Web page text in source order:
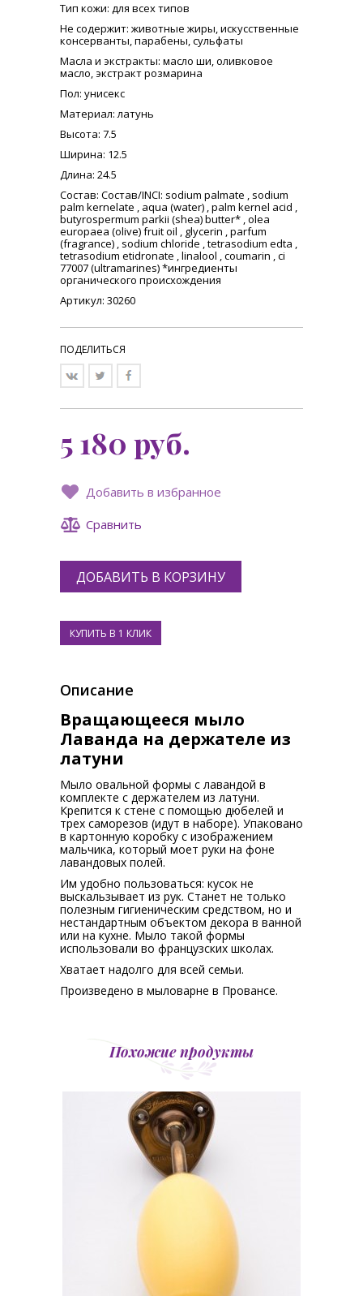
Тип кожи: для всех типов
Не содержит: животные жиры, искусственные
консерванты, парабены, сульфаты
Масла и экстракты: масло ши, оливковое
масло, экстракт розмарина
Пол: унисекс
Материал: латунь
Высота: 7.5
Ширина: 12.5
Длина: 24.5
Состав: Состав/INCI: sodium palmate , sodium
palm kernelate , aqua (water) , palm kernel acid ,
butyrospermum parkii (shea) butter* , olea
europaea (olive) fruit oil , glycerin , parfum
(fragrance) , sodium chloride , tetrasodium edta ,
tetrasodium etidronate , linalool , coumarin , ci
77007 (ultramarines) *ингредиенты
органического происхождения
Артикул: 30260
ПОДЕЛИТЬСЯ
Добавить в избранное
Сравнить
5 180 руб.
Описание
Вращающееся мыло
Лаванда на держателе из
латуни
Мыло овальной формы с лавандой в
комплекте с держателем из латуни.
Крепится к стене с помощью дюбелей и
трех саморезов (идут в наборе). Упаковано
в картонную коробку с изображением
мальчика, который моет руки на фоне
лавандовых полей.
Им удобно пользоваться: кусок не
выскальзывает из рук. Станет не только
полезным гигиеническим средством, но и
нестандартным объектом декора в ванной
или на кухне. Мыло такой формы
использовали во французских школах.
Хватает надолго для всей семьи.
Произведено в мыловарне в Провансе.
Похожие продукты